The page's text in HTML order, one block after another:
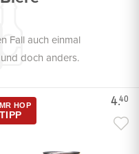
Fall auch einmal
doch anders.
4.40
MR HOP
TIPP